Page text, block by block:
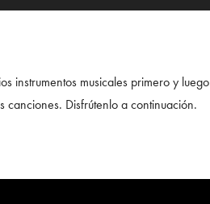
instrumentos musicales primero y luego
Disfrútenlo a continuación.